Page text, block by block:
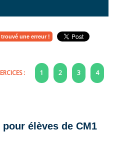
une erreur !
: 1 2 3 4
élèves de CM1